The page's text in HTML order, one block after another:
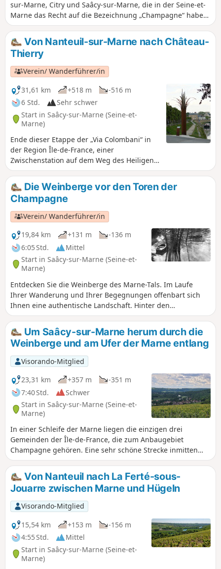
sur-Marne, Citry und Saâcy-sur-Marne, die in der Seine-et-
Marne das Recht auf die Bezeichnung „Champagne“ haben.
Eine fröhliche Wanderung, bei der wir wunderschöne
Ausblicke auf das Marne-Tal und seine Hänge entdecken,
auf denen sich sonnige Weinberge und tiefe Wälder
abwechseln.
Von Nanteuil-sur-Marne nach Château-
Thierry
Verein/ Wanderführer/in
31,61 km
+518 m
-516 m
6 Std.
Sehr schwer
Start in Saâcy-sur-Marne (Seine-et-
Marne)
Ende dieser Etappe der „Via Colombani“ in
der Region Île-de-France, einer
Zwischenstation auf dem Weg des Heiligen
Kolumban, der durch nicht weniger als fünf
europäische Länder führt. Die Erfassung des
Chemin de Saint-Colomban bot Gelegenheit,
an seine bedeutende Rolle bei der
Gründung von Klöstern im entstehenden
christlichen Europa zu erinnern. Die
europäischen Colomban-Vereinigungen
haben sich daraufhin
zusammengeschlossen, um die Route dieses
Mönchs durch Europa zu erfassen und die
wichtigsten Stationen dieses Weges mit
einer Bronzetafel zu kennzeichnen.
Die Weinberge vor den Toren der
Champagne
Verein/ Wanderführer/in
19,84 km
+131 m
-136 m
6:05 Std.
Mittel
Start in Saâcy-sur-Marne (Seine-et-
Marne)
Entdecken Sie die Weinberge des Marne-Tals. Im Laufe
Ihrer Wanderung und Ihrer Begegnungen offenbart sich
Ihnen eine authentische Landschaft. Hinter den
Weinbergen, die sich entlang der Marne schlängeln,
offenbaren sich lichtdurchflutete Landschaften. Genießen
Sie eine großzügige Region, die Ihnen bei Ihrem Besuch an
den Toren der Champagne Tradition und Weinverkostungen
zu bieten hat!
Um Saâcy-sur-Marne herum durch die
Weinberge und am Ufer der Marne entlang
Visorando-Mitglied
23,31 km
+357 m
-351 m
7:40 Std.
Schwer
Start in Saâcy-sur-Marne (Seine-et-
Marne)
In einer Schleife der Marne liegen die einzigen drei
Gemeinden der Île-de-France, die zum Anbaugebiet
Champagne gehören. Eine sehr schöne Strecke inmitten
der Weinberge und entlang des Aquädukts von Dhuis,
gespickt mit schönen Aussichtspunkten und Orten, die zu
einer Pause am Ufer der Marne einladen.
Von Nanteuil nach La Ferté-sous-
Jouarre zwischen Marne und Hügeln
Visorando-Mitglied
15,54 km
+153 m
-156 m
4:55 Std.
Mittel
Start in Saâcy-sur-Marne (Seine-et-
Marne)